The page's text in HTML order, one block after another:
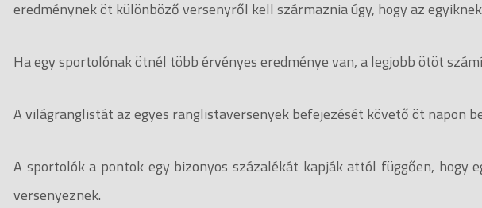
eredménynek öt különböző versenyről kell származnia úgy, hogy az
Ha egy sportolónak ötnél több érvényes eredménye van, a legjobb ötöt
A világranglistát az egyes ranglistaversenyek befejezését követő öt napon
A sportolók a pontok egy bizonyos százalékát kapják attól függően, hogy
versenyeznek.